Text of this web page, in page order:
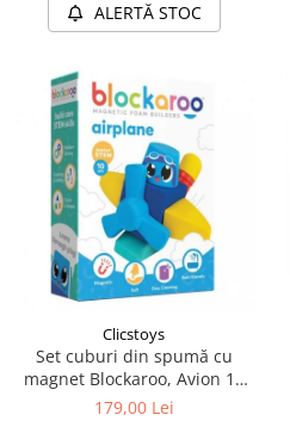
ALERTĂ STOC
Clicstoys
Set cuburi din spumă cu
magnet Blockaroo, Avion 10
piese
179,00 Lei